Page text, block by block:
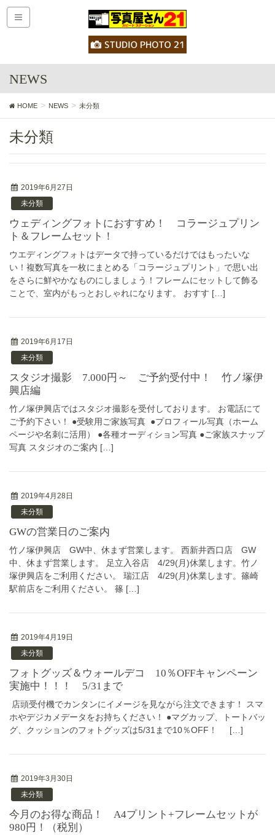
NEWS
HOME NEWS 未分類
未分類
2019年6月27日
未分類
ウェディングフォトにおすすめ！ コラージュプリン
ト＆フレームセット！
ウエディングフォトはデータで持っているだけではもったいな
い！複数写真を一枚にまとめる「コラージュプリント」で思い出
をさらに鮮やかなものにしましょう！フレームにセットして飾る
ことで、室内がもっとおしゃれになります。 おすす […]
2019年6月17日
未分類
スタジオ撮影 7.000円～ ご予約受付中！ 竹ノ塚伊
興店編
竹ノ塚伊興店ではスタジオ撮影を受付しております。 お電話にて
ご予約下さい！ ●受験用ご家族写真 ●プロフィール写真（ホーム
ページや名刺に活用） ●各種オーディション写真 ●ご家族スナップ
写真 スタジオのご案内 […]
2019年4月28日
未分類
GWの営業日のご案内
竹ノ塚伊興店 GW中、休まず営業します。 西新井西口店 GW
中、休まず営業します。 足立入谷店 4/29(月)休業します。竹ノ
塚伊興店をご利用ください。 瑞江店 4/29(月)休業します。篠崎
駅前店をご利用ください。 篠 […]
2019年4月19日
未分類
フォトグッズ＆ウォールデコ 10％OFFキャンペーン
実施中！！！ 5/31まで
店頭受付機でカンタンにイメージを見ながら注文できます！ スマ
ホやデジカメデータをお持ちください！ ●マグカップ、トートバッ
グ、クッションのフォトグッズは5/31まで10％OFF！ […]
2019年3月30日
未分類
今月のお得な商品！ A4プリント+フレームセットが
980円！（税別）